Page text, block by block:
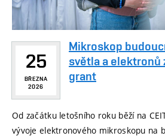
25
BŘEZNA
2026
Mikroskop
světla a
grant
Od začátku letošního roku běží na
vývoje elektronového mikroskopu na